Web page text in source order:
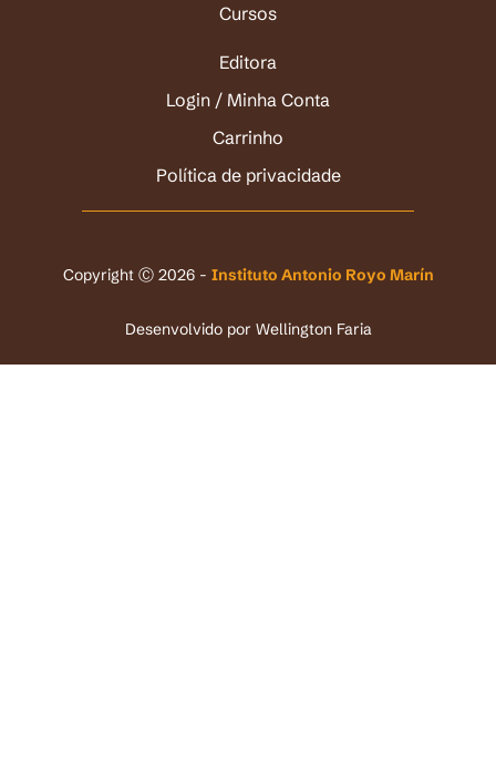
Cursos
Editora
Login / Minha Conta
Carrinho
Política de privacidade
Copyright Ⓒ 2026 - Instituto Antonio Royo Marín
Desenvolvido por Wellington Faria